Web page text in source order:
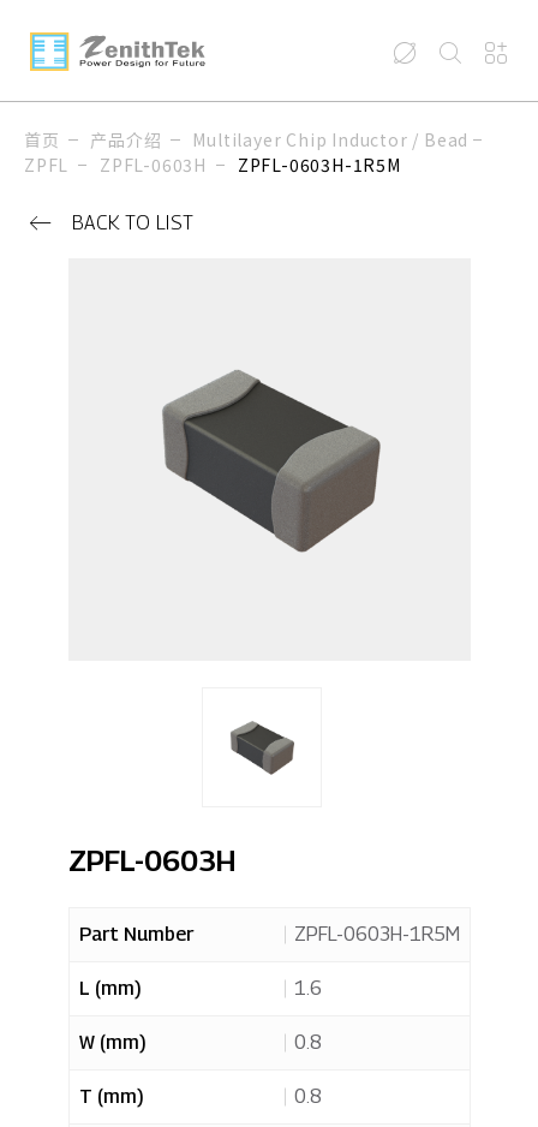
首页 产品介绍
Multilayer Chip Inductor / Bead
ZPFL
ZPFL-0603H ZPFL-0603H-1R5M
BACK TO LIST
ZPFL-0603H
Part Number ZPFL-0603H-1R5M
L (mm) 1.6
W (mm) 0.8
T (mm) 0.8